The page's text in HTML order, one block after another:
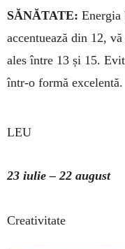
SĂNĂTATE: Energia
accen­tuea­ză din 12,
ales între 13 și 15.
într-o formă excelentă.
LEU
23 iulie – 22 august
Creativitate